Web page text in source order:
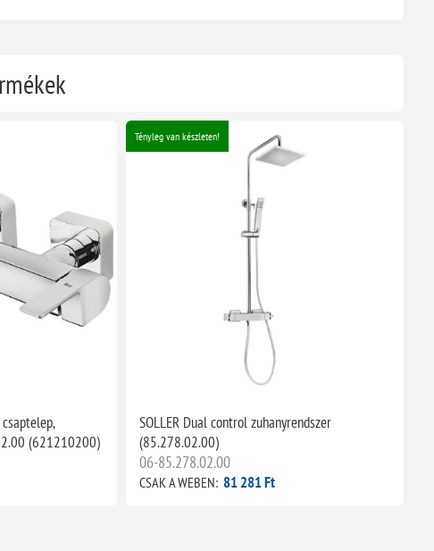
(621210200)
Tényleg van készleten!
SOLLER Dual control zuhanyrendszer
(85.278.02.00)
06-85.278.02.00
CSAK A WEBEN: 81 281 Ft